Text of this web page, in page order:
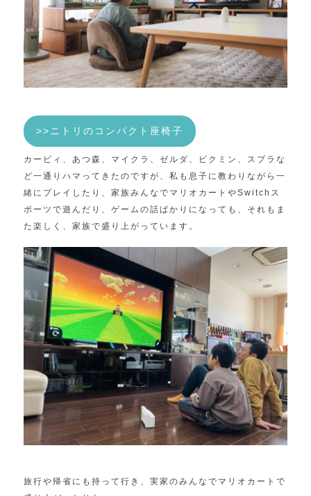
>>ニトリのコンパクト座椅子
カービィ、あつ森、マイクラ、ゼルダ、ピクミン、スプラな
ど一通りハマってきたのですが、私も息子に教わりながら一
緒にプレイしたり、家族みんなでマリオカートやSwitchス
ポーツで遊んだり、ゲームの話ばかりになっても、それもま
た楽しく、家族で盛り上がっています。
旅行や帰省にも持って行き、実家のみんなでマリオカートで